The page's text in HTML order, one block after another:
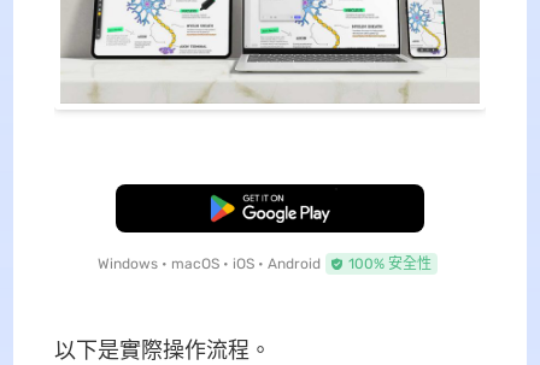
免費下載
Windows • macOS • iOS • Android 100% 安全性
以下是實際操作流程。